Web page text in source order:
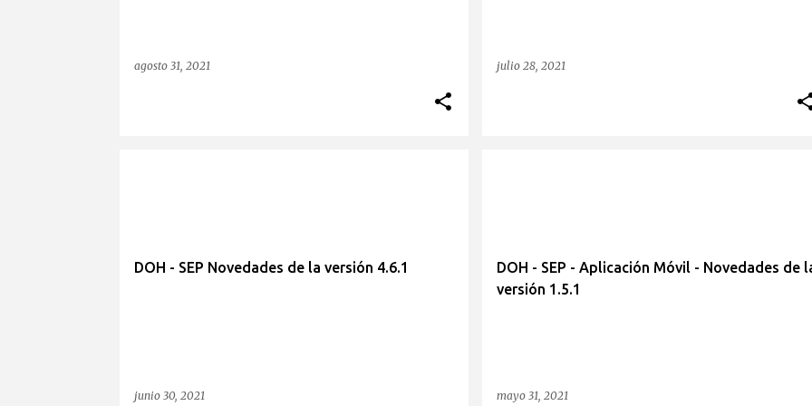
agosto 31, 2021 julio 28, 2021
DOH - SEP Novedades de la versión 4.6.1
junio 30, 2021
DOH - SEP - Aplicación Móvil - Novedades de
versión 1.5.1
mayo 31, 2021